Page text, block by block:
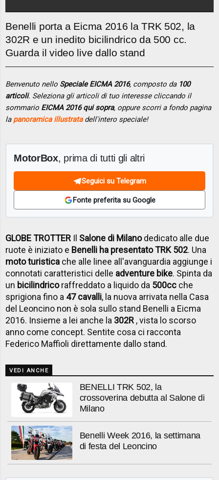
Benelli porta a Eicma 2016 la TRK 502, la
302R e un inedito bicilindrico da 500 cc.
Guarda il video live dallo stand
Benvenuto nello Speciale EICMA 2016, composto da 100
articoli. Seleziona gli articoli di tuo interesse cliccando il
sommario EICMA 2016 qui sopra, oppure scorri a fondo pagina
la panoramica illustratadell'intero speciale!
MotorBox, prima di tutti gli altri
Seguici su Telegram
Fonte preferita su Google
GLOBE TROTTER Il Salone di Milanodedicato alle due
ruote è iniziato e Benelli ha presentato TRK 502. Una
moto turistica che alle linee all'avanguardia aggiunge i
connotati caratteristici delle adventure bike. Spinta da
un bicilindricoraffreddato a liquido da 500cc che
sprigiona fino a 47 cavalli, la nuova arrivata nella Casa
del Leoncino non è sola sullo stand Benelli a Eicma
2016. Insieme a lei anche la 302R , vista lo scorso
anno come concept. Sentite cosa ci racconta
Federico Maffioli direttamente dallo stand.
VEDI ANCHE
BENELLI TRK 502, la
crossoverina debutta al Salone di
Milano
Benelli Week 2016, la settimana
di festa del Leoncino